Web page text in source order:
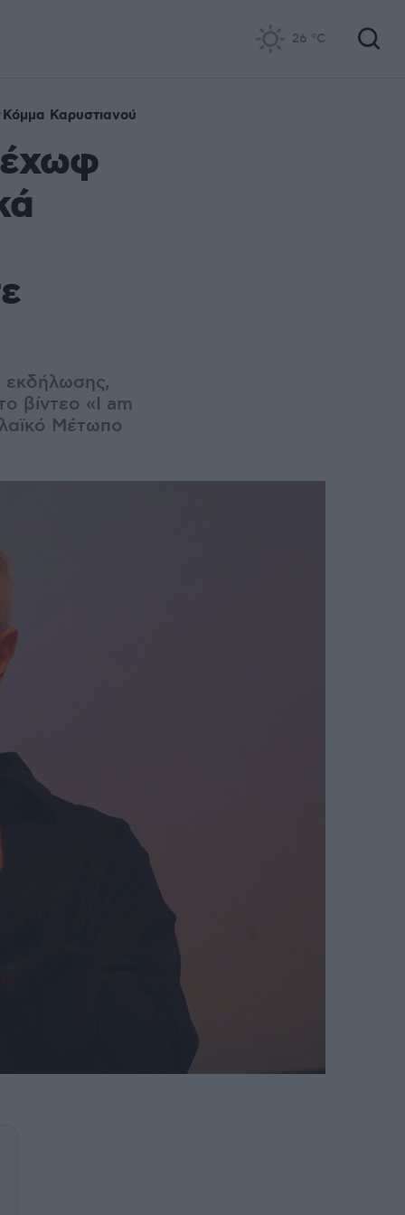
26 °C
Κόμμα Καρυστιανού
βίντεο «I am
Μέτωπο